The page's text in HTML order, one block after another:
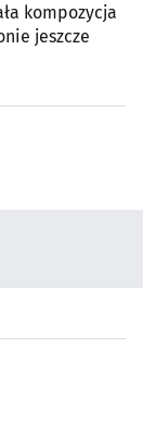
kompozycja
jeszcze